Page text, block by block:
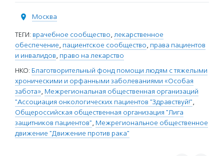
Москва
ТЕГИ: врачебное сообщество, лекарственное
обеспечение, пациентское сообщество, права пациентов
и инвалидов, право на лекарство
НКО: Благотворительный фонд помощи людям с тяжелыми
хроническими и орфанными заболеваниями «Особая
забота», Межрегиональная общественная организаций
"Ассоциация онкологических пациентов "Здравствуй!",
Общероссийская общественная организация "Лига
защитников пациентов", Межрегиональное общественное
движение "Движение против рака"